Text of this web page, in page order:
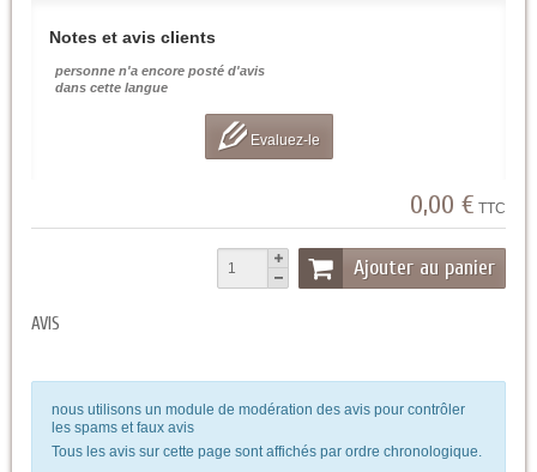
Notes et avis clients
personne n'a encore posté d'avis
dans cette langue
Evaluez-le
0,00 € TTC
Ajouter au panier
AVIS
nous utilisons un module de modération des avis pour contrôler
les spams et faux avis
Tous les avis sur cette page sont affichés par ordre chronologique.